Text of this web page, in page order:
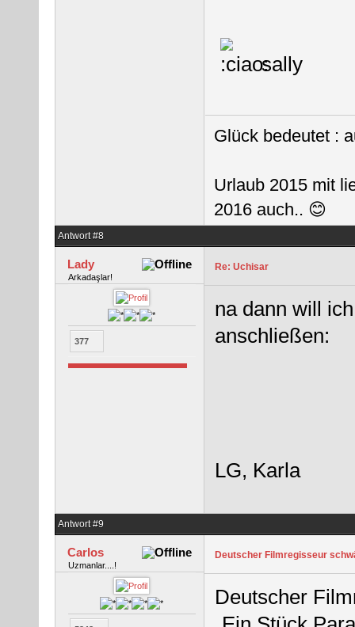
sally
Glück bedeutet :
Urlaub 2015 mit
2016 auch.. 😊
Antwort #8
Lady
Arkadaşlar!
377
Re: Uchisar
na dann will
anschließen:
LG, Karla
Antwort #9
Carlos
Uzmanlar....!
Deutscher Filmregisseur
Deutscher